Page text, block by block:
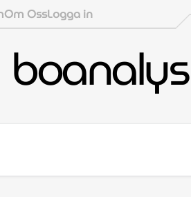
Om OssLogga in
boanalys